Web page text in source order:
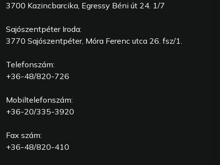
3700 Kazincbarcika, Egressy Béni út 24. 1/7
Sajószentpéter Iroda:
3770 Sajószentpéter, Móra Ferenc utca 26. fsz/1.
Telefonszám:
+36-48/820-726
Mobiltelefonszám:
+36-20/335-3920
Fax szám:
+36-48/820-410